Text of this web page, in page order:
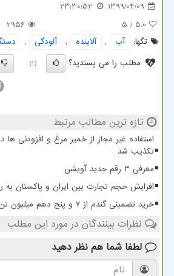
1399/04/09
23:30:52
5.0
/ 5
2956
تگها:
آب , آلاینده , آلودگی ,
مطلب را می پسندید؟
(1)
تازه ترین مطالب مرتبط
استفاده غیر مجاز از خمیر مرغ و افزودنی
تکذیب شد
معرفی ۳ رقم جدید آویشن
افزایش حجم تجارت بین ایران و پاکستان به رقم 10 میلیارد
خرید تضمینی گندم از ۷ و پنج دهم میلیون تن گذشت
نظرات بینندگان در مورد این مطلب
لطفا شما هم نظر دهید